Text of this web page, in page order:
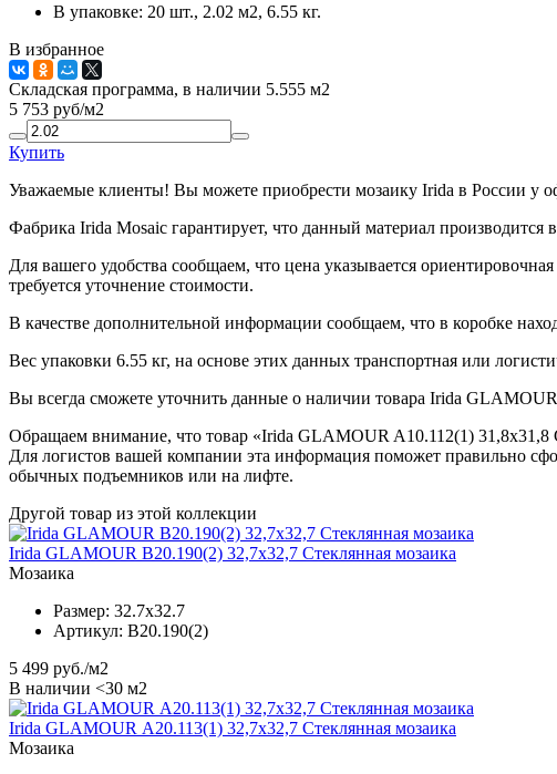
В упаковке: 20 шт., 2.02 м2, 6.55 кг.
В избранное
Складская программа, в наличии 5.555 м2
5 753 руб/м2
Купить
Уважаемые клиенты! Вы можете приобрести мозаику Irida в России у
Фабрика Irida Mosaic гарантирует, что данный материал
Для вашего удобства сообщаем, что цена указывается
требуется уточнение стоимости.
В качестве дополнительной информации сообщаем, что в коробке
Вес упаковки 6.55 кг, на основе этих данных транспортная или
Вы всегда сможете уточнить данные о наличии товара Irida
Обращаем внимание, что товар «Irida GLAMOUR A10.112(1) 31,8x31,8
Для логистов вашей компании эта информация поможет правильно
обычных подъемников или на лифте.
Другой товар из этой коллекции
Irida GLAMOUR B20.190(2) 32,7x32,7 Стеклянная мозаика
Мозаика
Размер: 32.7x32.7
Артикул: B20.190(2)
5 499 руб./м2
В наличии <30 м2
Irida GLAMOUR А20.113(1) 32,7x32,7 Стеклянная мозаика
Мозаика